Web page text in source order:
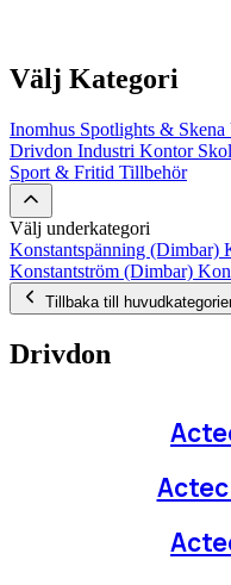
Välj Kategori
Inomhus Spotlights & Skena
Drivdon Industri Kontor
Sport & Fritid Tillbehör
Välj underkategori
Konstantspänning (Dimbar)
Konstantström (Dimbar)
Tillbaka till
Drivdon